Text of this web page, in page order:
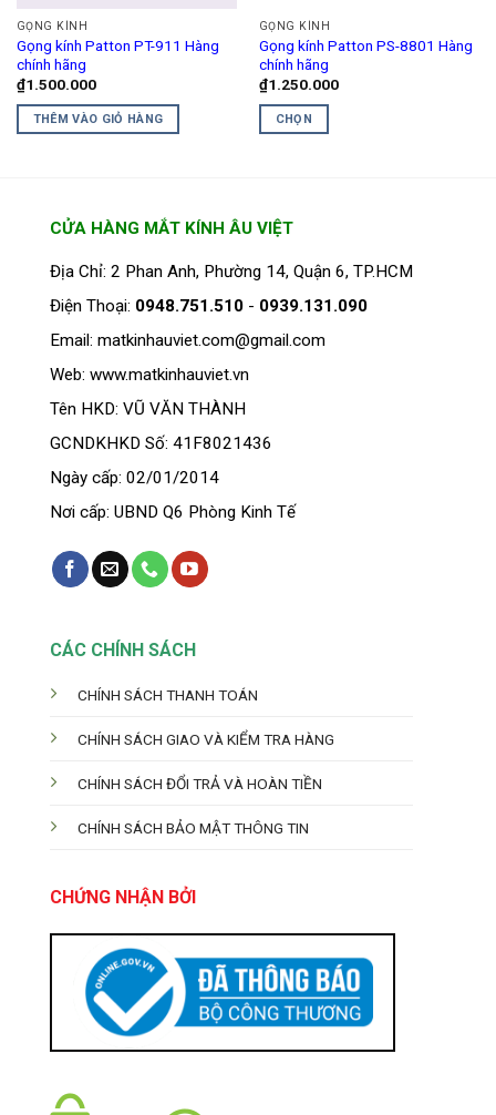
thể
được
chọn
trên
trang
sản
GỌNG KÍNH
Gọng kính Patton PT-911 Hàng
chính hãng
₫1.500.000
THÊM VÀO GIỎ HÀNG
GỌNG KÍNH
Gọng kính Patton PS-8801 Hàng
chính hãng
₫1.250.000
CHỌN
nhiều
biến
thể.
Các
chọn
chọn
sản
CỬA HÀNG MẮT KÍNH ÂU VIỆT
Địa Chỉ: 2 Phan Anh, Phường 14, Quận 6, TP.HCM
Điện Thoại: 0948.751.510 - 0939.131.090
Email: matkinhauviet.com@gmail.com
Web: www.matkinhauviet.vn
Tên HKD: VŨ VĂN THÀNH
GCNDKHKD Số: 41F8021436
Ngày cấp: 02/01/2014
Nơi cấp: UBND Q6 Phòng Kinh Tế
CÁC CHÍNH SÁCH
CHÍNH SÁCH THANH TOÁN
CHÍNH SÁCH GIAO VÀ KIỂM TRA HÀNG
CHÍNH SÁCH ĐỔI TRẢ VÀ HOÀN TIỀN
CHÍNH SÁCH BẢO MẬT THÔNG TIN
CHỨNG NHẬN BỞI